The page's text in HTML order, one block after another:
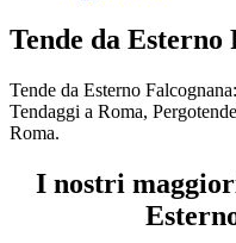
Tende da Esterno
Tende da Esterno
Tendaggi a Roma,
Roma.
I nostri